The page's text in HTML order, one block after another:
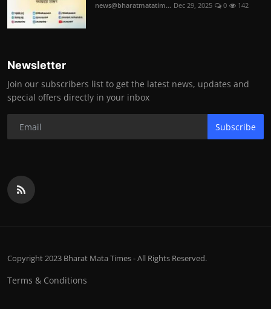
news@bharatmatatim... Dec 29, 2025 0 142
Newsletter
Join our subscribers list to get the latest news, updates and
special offers directly in your inbox
Subscribe
Copyright 2023 Bharat Mata Times - All Rights Reserved.
Terms & Conditions